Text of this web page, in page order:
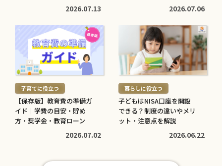
2026.07.13 2026.07.06
を
読
む
> 子育てに役立つ
【保存版】教育費の準備ガ
イド｜学費の目安・貯め
方・奨学金・教育ローン
2026.07.02
を
読
む
> 暮らしに役立つ
子どもはNISA口座を開設
できる？制度の違いやメリ
ット・注意点を解説
2026.06.22